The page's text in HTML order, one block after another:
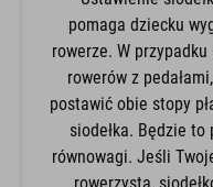
pomaga dziecku
rowerze. W
rowerów z
postawić obie stopy
siodełka. Będzie
równowagi. Jeśli
rowerzystą,